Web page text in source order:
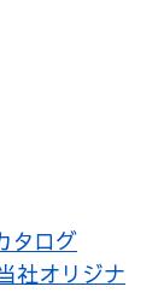
タログ
社オリジナ